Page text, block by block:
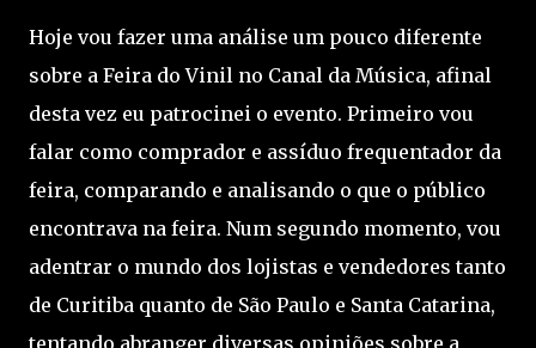
Hoje vou fazer uma análise um pouco diferente
sobre a Feira do Vinil no Canal da Música, afinal
desta vez eu patrocinei o evento. Primeiro vou
falar como comprador e assíduo frequentador da
feira, comparando e analisando o que o público
encontrava na feira. Num segundo momento, vou
adentrar o mundo dos lojistas e vendedores tanto
de Curitiba quanto de São Paulo e Santa Catarina,
tentando abranger diversas opiniões sobre a